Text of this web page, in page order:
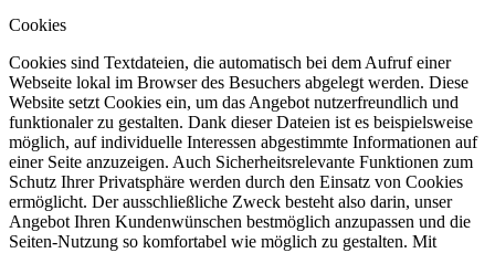
Cookies
Cookies sind Textdateien, die automatisch bei dem Aufruf einer
Webseite lokal im Browser des Besuchers abgelegt werden. Diese
Website setzt Cookies ein, um das Angebot nutzerfreundlich und
funktionaler zu gestalten. Dank dieser Dateien ist es beispielsweise
möglich, auf individuelle Interessen abgestimmte Informationen auf
einer Seite anzuzeigen. Auch Sicherheitsrelevante Funktionen zum
Schutz Ihrer Privatsphäre werden durch den Einsatz von Cookies
ermöglicht. Der ausschließliche Zweck besteht also darin, unser
Angebot Ihren Kundenwünschen bestmöglich anzupassen und die
Seiten-Nutzung so komfortabel wie möglich zu gestalten. Mit